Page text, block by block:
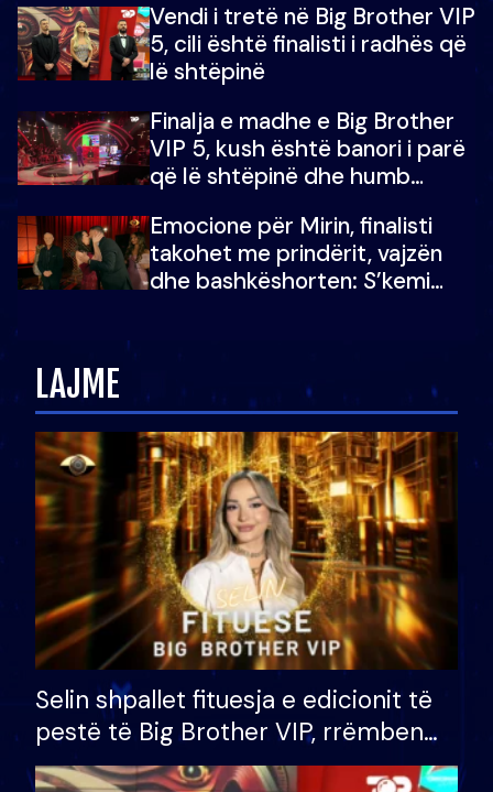
Vendi i tretë në Big Brother VIP
5, cili është finalisti i radhës që
lë shtëpinë
Finalja e madhe e Big Brother
VIP 5, kush është banori i parë
që lë shtëpinë dhe humb
çmimin e madh
Emocione për Mirin, finalisti
takohet me prindërit, vajzën
dhe bashkëshorten: S’kemi
LAJME
Selin shpallet fituesja e edicionit të
pestë të Big Brother VIP, rrëmben
çmimin e madh prej 100 mijë eurosh